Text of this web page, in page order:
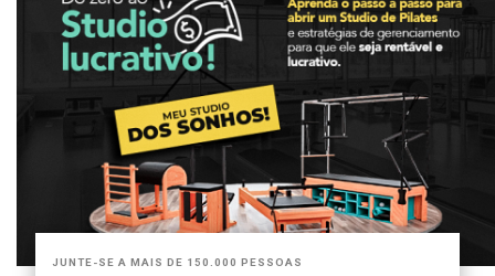
JUNTE-SE A MAIS DE 150.000 PESSOAS